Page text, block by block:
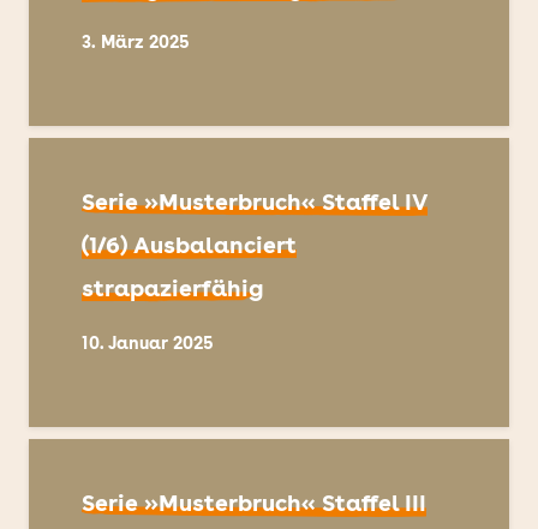
3. März 2025
Serie »Musterbruch« Staffel IV
(1/6) Ausbalanciert
strapazierfähig
10. Januar 2025
Serie »Musterbruch« Staffel III